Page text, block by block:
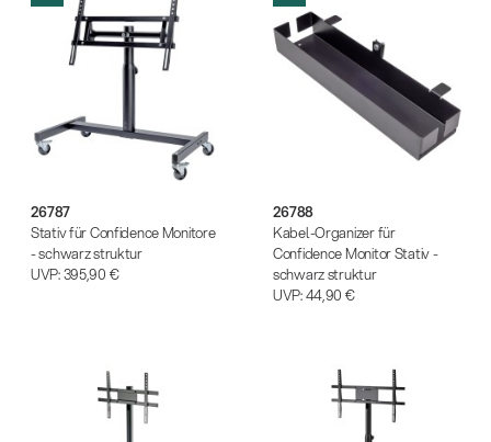
26787
Stativ für Confidence Monitore
- schwarz struktur
UVP:395,90 €
26788
Kabel-Organizer für
Confidence Monitor Stativ -
schwarz struktur
UVP:44,90 €